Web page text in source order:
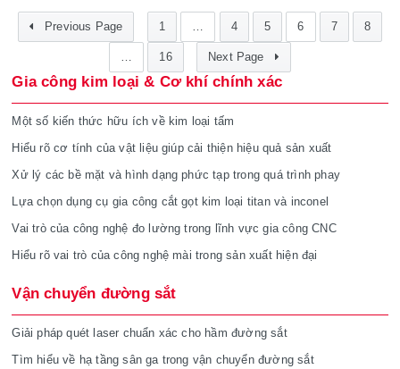
Previous Page 1 … 4 5 6 7 8
… 16 Next Page
Gia công kim loại & Cơ khí chính xác
Một số kiến thức hữu ích về kim loại tấm
Hiểu rõ cơ tính của vật liệu giúp cải thiện hiệu quả sản xuất
Xử lý các bề mặt và hình dạng phức tạp trong quá trình phay
Lựa chọn dụng cụ gia công cắt gọt kim loại titan và inconel
Vai trò của công nghệ đo lường trong lĩnh vực gia công CNC
Hiểu rõ vai trò của công nghệ mài trong sản xuất hiện đại
Vận chuyển đường sắt
Giải pháp quét laser chuẩn xác cho hầm đường sắt
Tìm hiểu về hạ tầng sân ga trong vận chuyển đường sắt